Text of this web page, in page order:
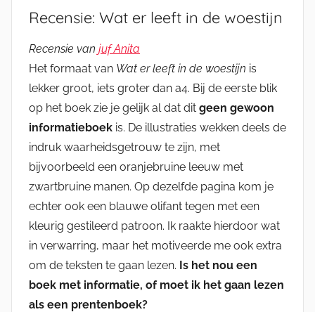
Recensie: Wat er leeft in de woestijn
Recensie van juf Anita
Het formaat van Wat er leeft in de woestijn is
lekker groot, iets groter dan a4. Bij de eerste blik
op het boek zie je gelijk al dat dit geen gewoon
informatieboek is. De illustraties wekken deels de
indruk waarheidsgetrouw te zijn, met
bijvoorbeeld een oranjebruine leeuw met
zwartbruine manen. Op dezelfde pagina kom je
echter ook een blauwe olifant tegen met een
kleurig gestileerd patroon. Ik raakte hierdoor wat
in verwarring, maar het motiveerde me ook extra
om de teksten te gaan lezen. Is het nou een
boek met informatie, of moet ik het gaan lezen
als een prentenboek?